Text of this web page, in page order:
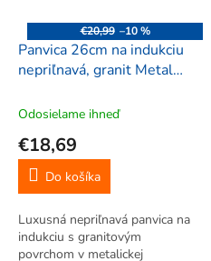
€20,99 –10 %
Panvica 26cm na indukciu
nepriľnavá, granit Metal
Odosielame ihneď
€18,69
Do košíka
Luxusná nepriľnavá panvica na
indukciu s granitovým
povrchom v metalickej